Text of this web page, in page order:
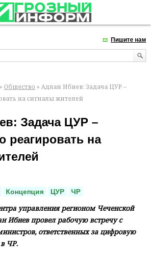
Пишите нам
» Общество » Адлан Ибиев: Задача ЦУР –
на сигналы жителей
Задача ЦУР –
реагировать на
Концепция ЦУР ЧР
управления регионом Чеченской
Ибиев провел рабочую встречу с
ответственных за цифровую
ЧР.